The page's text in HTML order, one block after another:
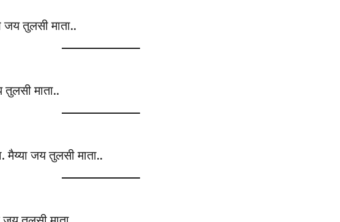
जय तुलसी माता..
माता..
मैय्या जय तुलसी माता..